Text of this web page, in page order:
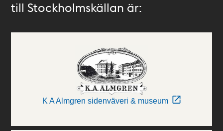
till Stockholmskällan är:
K A Almgren sidenväveri & museum